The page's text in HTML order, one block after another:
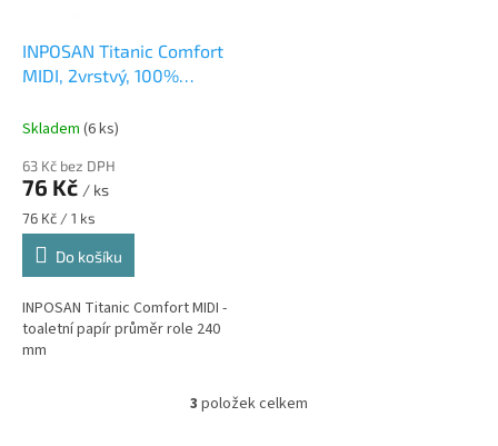
INPOSAN Titanic Comfort
MIDI, 2vrstvý, 100%
průměr role 240 mm
Skladem (6 ks)
63 Kč bez DPH
76 Kč / ks
Měrná
cena:
76 Kč / 1 ks
Do košíku
INPOSAN Titanic Comfort MIDI -
toaletní papír průměr role 240
mm
O
3 položek celkem